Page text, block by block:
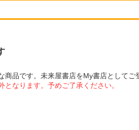
品です。未来屋書店をMy書店としてご
なります。予めご了承ください。